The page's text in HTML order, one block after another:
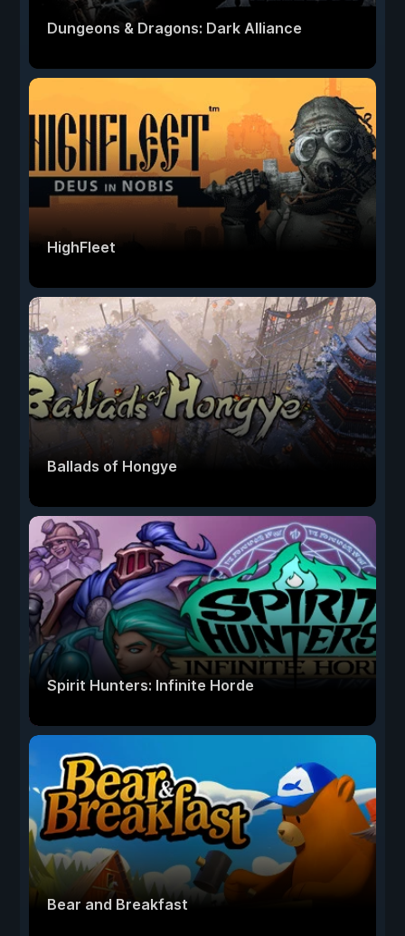
Dungeons & Dragons: Dark Alliance
HighFleet
Ballads of Hongye
Spirit Hunters: Infinite Horde
Bear and Breakfast